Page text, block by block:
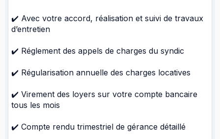
✔️ Avec votre accord, réalisation et suivi de travaux
d’entretien
✔️ Réglement des appels de charges du syndic
✔️ Régularisation annuelle des charges locatives
✔️ Virement des loyers sur votre compte bancaire
tous les mois
✔️ Compte rendu trimestriel de gérance détaillé